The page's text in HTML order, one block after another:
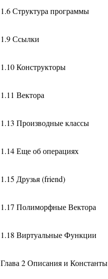
1.6 Структура программы
1.9 Ссылки
1.10 Конструкторы
1.11 Вектора
1.13 Производные классы
1.14 Еще об операциях
1.15 Друзья (friend)
1.17 Полиморфные Вектора
1.18 Виртуальные Функции
Глава 2 Описания и Константы